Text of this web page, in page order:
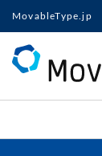
MovableType.jp